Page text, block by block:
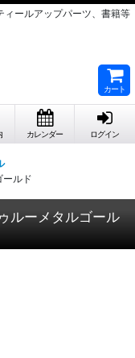
ールアップパーツ、書籍等
カート
カレンダー ログイン
ルド
ルーメタルゴール